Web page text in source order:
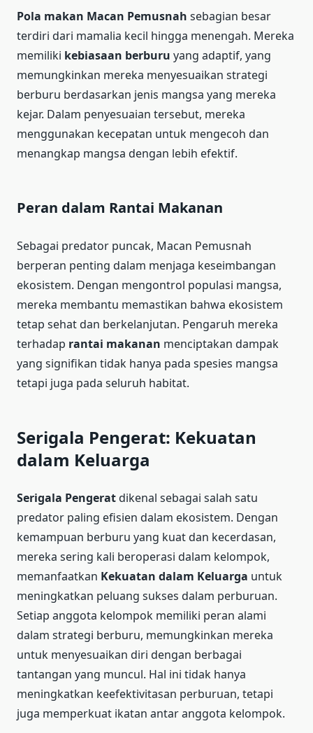
Pola makan Macan Pemusnah sebagian besar
terdiri dari mamalia kecil hingga menengah. Mereka
memiliki kebiasaan berburu yang adaptif, yang
memungkinkan mereka menyesuaikan strategi
berburu berdasarkan jenis mangsa yang mereka
kejar. Dalam penyesuaian tersebut, mereka
menggunakan kecepatan untuk mengecoh dan
menangkap mangsa dengan lebih efektif.
Peran dalam Rantai Makanan
Sebagai predator puncak, Macan Pemusnah
berperan penting dalam menjaga keseimbangan
ekosistem. Dengan mengontrol populasi mangsa,
mereka membantu memastikan bahwa ekosistem
tetap sehat dan berkelanjutan. Pengaruh mereka
terhadap rantai makanan menciptakan dampak
yang signifikan tidak hanya pada spesies mangsa
tetapi juga pada seluruh habitat.
Serigala Pengerat: Kekuatan
dalam Keluarga
Serigala Pengeratdikenal sebagai salah satu
predator paling efisien dalam ekosistem. Dengan
kemampuan berburu yang kuat dan kecerdasan,
mereka sering kali beroperasi dalam kelompok,
memanfaatkan Kekuatan dalam Keluarga untuk
meningkatkan peluang sukses dalam perburuan.
Setiap anggota kelompok memiliki peran alami
dalam strategi berburu, memungkinkan mereka
untuk menyesuaikan diri dengan berbagai
tantangan yang muncul. Hal ini tidak hanya
meningkatkan keefektivitasan perburuan, tetapi
juga memperkuat ikatan antar anggota kelompok.